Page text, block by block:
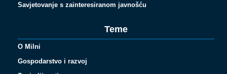
Savjetovanje s zainteresiranom javnošću
Teme
O Milni
Gospodarstvo i razvoj